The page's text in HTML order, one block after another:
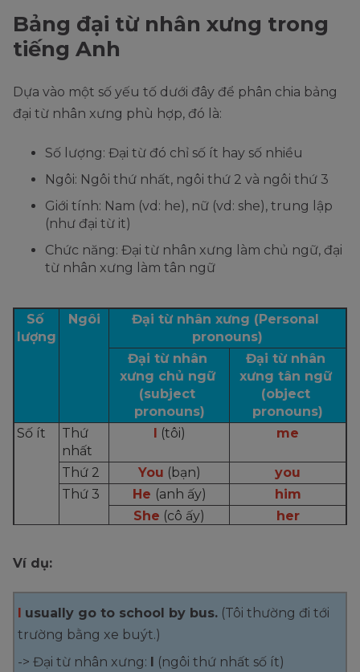
Bảng đại từ nhân xưng trong
tiếng Anh
Dựa vào một số yếu tố dưới đây để phân chia bảng
đại từ nhân xưng phù hợp, đó là:
Số lượng: Đại từ đó chỉ số ít hay số nhiều
Ngôi: Ngôi thứ nhất, ngôi thứ 2 và ngôi thứ 3
Giới tính: Nam (vd: he), nữ (vd: she), trung lập
(như đại từ it)
Chức năng: Đại từ nhân xưng làm chủ ngữ, đại
từ nhân xưng làm tân ngữ
Số
lượng
Ngôi
Đại từ nhân xưng (Personal
pronouns)
Đại từ nhân
xưng chủ ngữ
(subject
pronouns)
Đại từ nhân
xưng tân ngữ
(object
pronouns)
Số ít
Thứ
nhất
(tôi) me
Thứ 2 You (bạn)
you
Thứ 3
He (anh ấy)
him
She (cô ấy)
her
Số
Thứ 3
They (họ) them
Ví dụ:
I usually go to school by bus. (Tôi thường đi tới
trường bằng xe buýt.)
-> Đại từ nhân xưng: I (ngôi thứ nhất số ít)